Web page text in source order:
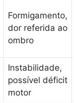
Formigamento,
dor referida ao
ombro
Instabilidade,
possível déficit
motor